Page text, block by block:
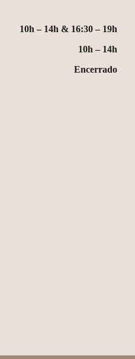
10h – 14h & 16:30 – 19h
10h – 14h
Encerrado